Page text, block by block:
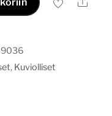
, Kuviolliset